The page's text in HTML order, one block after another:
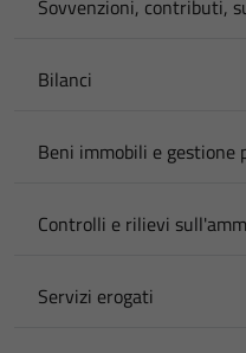
Sovvenzioni, contributi,
Bilanci
Beni immobili e gestione
Controlli e rilievi
Servizi erogati